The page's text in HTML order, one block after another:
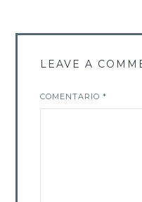
LEAVE A
COMENTARIO*